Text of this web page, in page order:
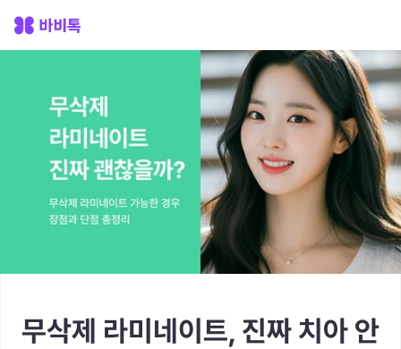
무삭제 라미네이트, 진짜 치아 안